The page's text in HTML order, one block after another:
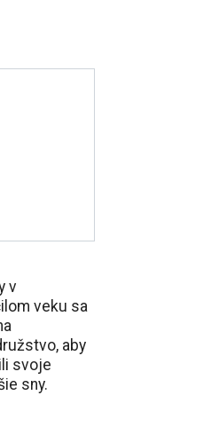
v
veku sa
aby
svoje
sny.